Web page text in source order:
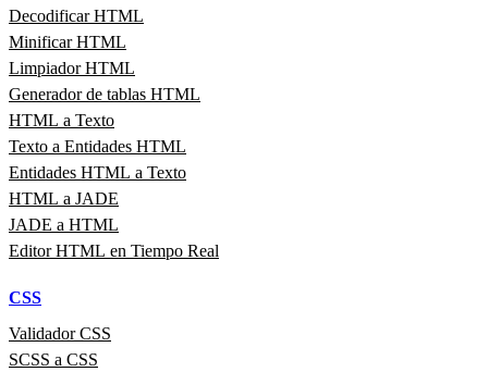
Decodificar HTML
Minificar HTML
Limpiador HTML
Generador de tablas HTML
HTML a Texto
Texto a Entidades HTML
Entidades HTML a Texto
HTML a JADE
JADE a HTML
Editor HTML en Tiempo Real
CSS
Validador CSS
SCSS a CSS